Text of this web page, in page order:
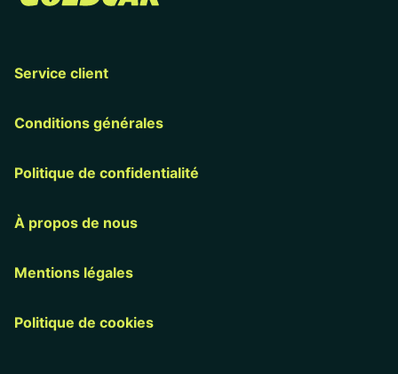
Service client
Conditions générales
Politique de confidentialité
À propos de nous
Mentions légales
Politique de cookies